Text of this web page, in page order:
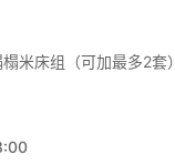
米床组（可加最多2套）